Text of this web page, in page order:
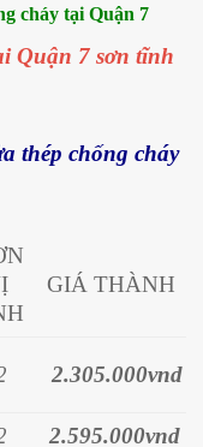
cháy tại Quận 7
Quận 7 sơn tĩnh
thép chống cháy
GIÁ THÀNH
2.305.000vnd
2.595.000vnd